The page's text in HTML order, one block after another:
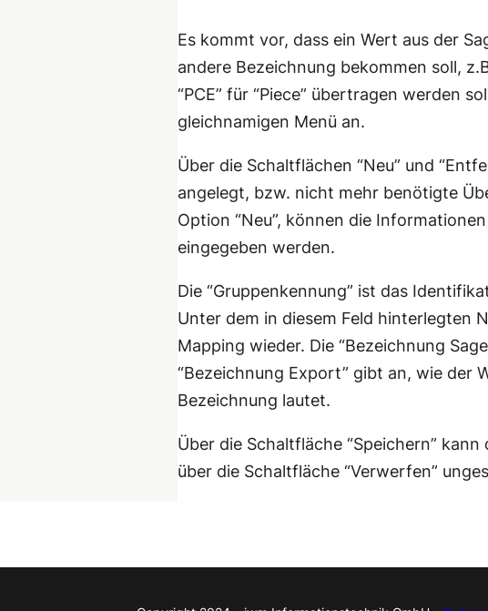
Es kommt vor, dass ein Wert aus der
andere Bezeichnung bekommen soll,
“PCE” für “Piece” übertragen werden
gleichnamigen Menü an.
Über die Schaltflächen “Neu” und
angelegt, bzw. nicht mehr benötigte
Option “Neu”, können die
eingegeben werden.
Die “Gruppenkennung” ist das
Unter dem in diesem Feld hinterlegten
Mapping wieder. Die “Bezeichnung
“Bezeichnung Export” gibt an, wie der
Bezeichnung lautet.
Über die Schaltfläche “Speichern”
über die Schaltfläche “Verwerfen”